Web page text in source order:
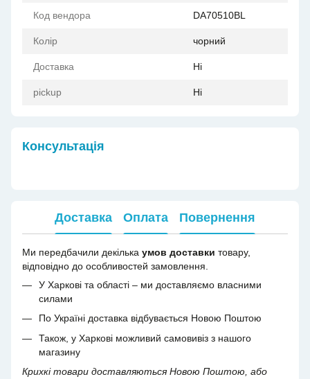
Код вендора DA70510BL
Колір чорний
Доставка Ні
pickup Ні
Консультація
Доставка Оплата Повернення
Ми передбачили декілька умов доставки товару,
відповідно до особливостей замовлення.
У Харкові та області – ми доставляємо власними
силами
По Україні доставка відбувається Новою Поштою
Також, у Харкові можливий самовивіз з нашого
магазину
Крихкі товари доставляються Новою Поштою, або